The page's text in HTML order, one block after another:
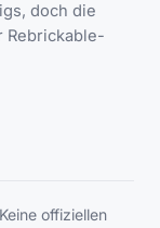
doch die
Rebrickable-
offiziellen